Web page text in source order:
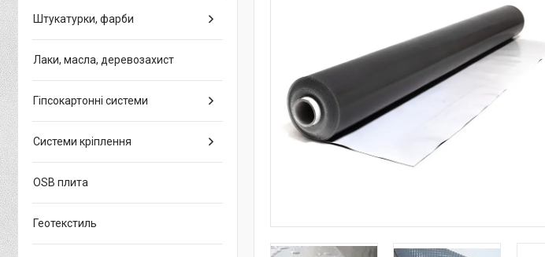
Штукатурки, фарби
Лаки, масла, деревозахист
Гіпсокартонні системи
Системи кріплення
OSB плита
Геотекстиль